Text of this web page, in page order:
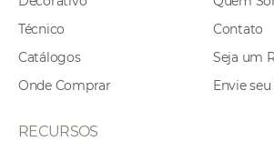
Técnico
Catálogos
Onde Comprar
Contato
Seja um
Envie
RECURSOS